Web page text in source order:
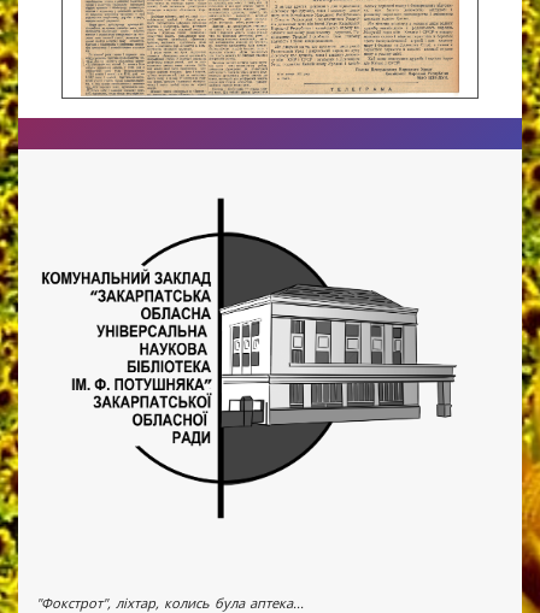
"Фокстрот", ліхтар, колись була аптека...